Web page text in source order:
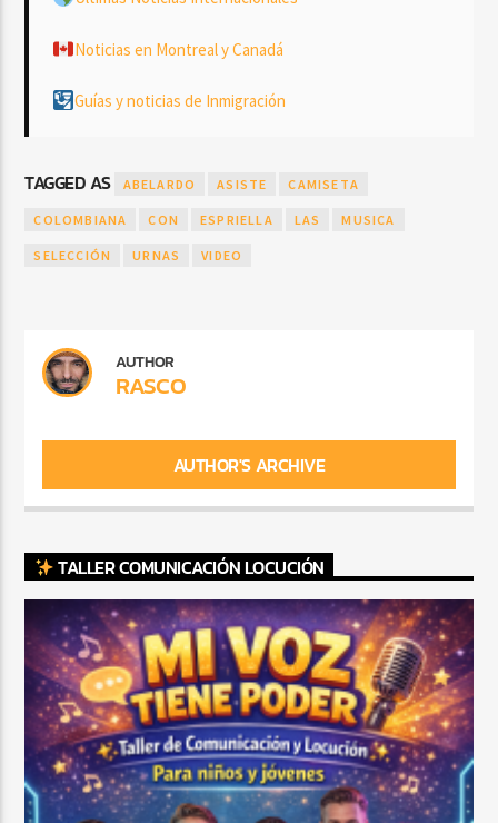
Noticias en Montreal y Canadá
Guías y noticias de Inmigración
TAGGED AS ABELARDO ASISTE CAMISETA
COLOMBIANA CON ESPRIELLA LAS MUSICA
SELECCIÓN URNAS VIDEO
AUTHOR
RASCO
AUTHOR'S ARCHIVE
TALLER COMUNICACIÓN LOCUCIÓN